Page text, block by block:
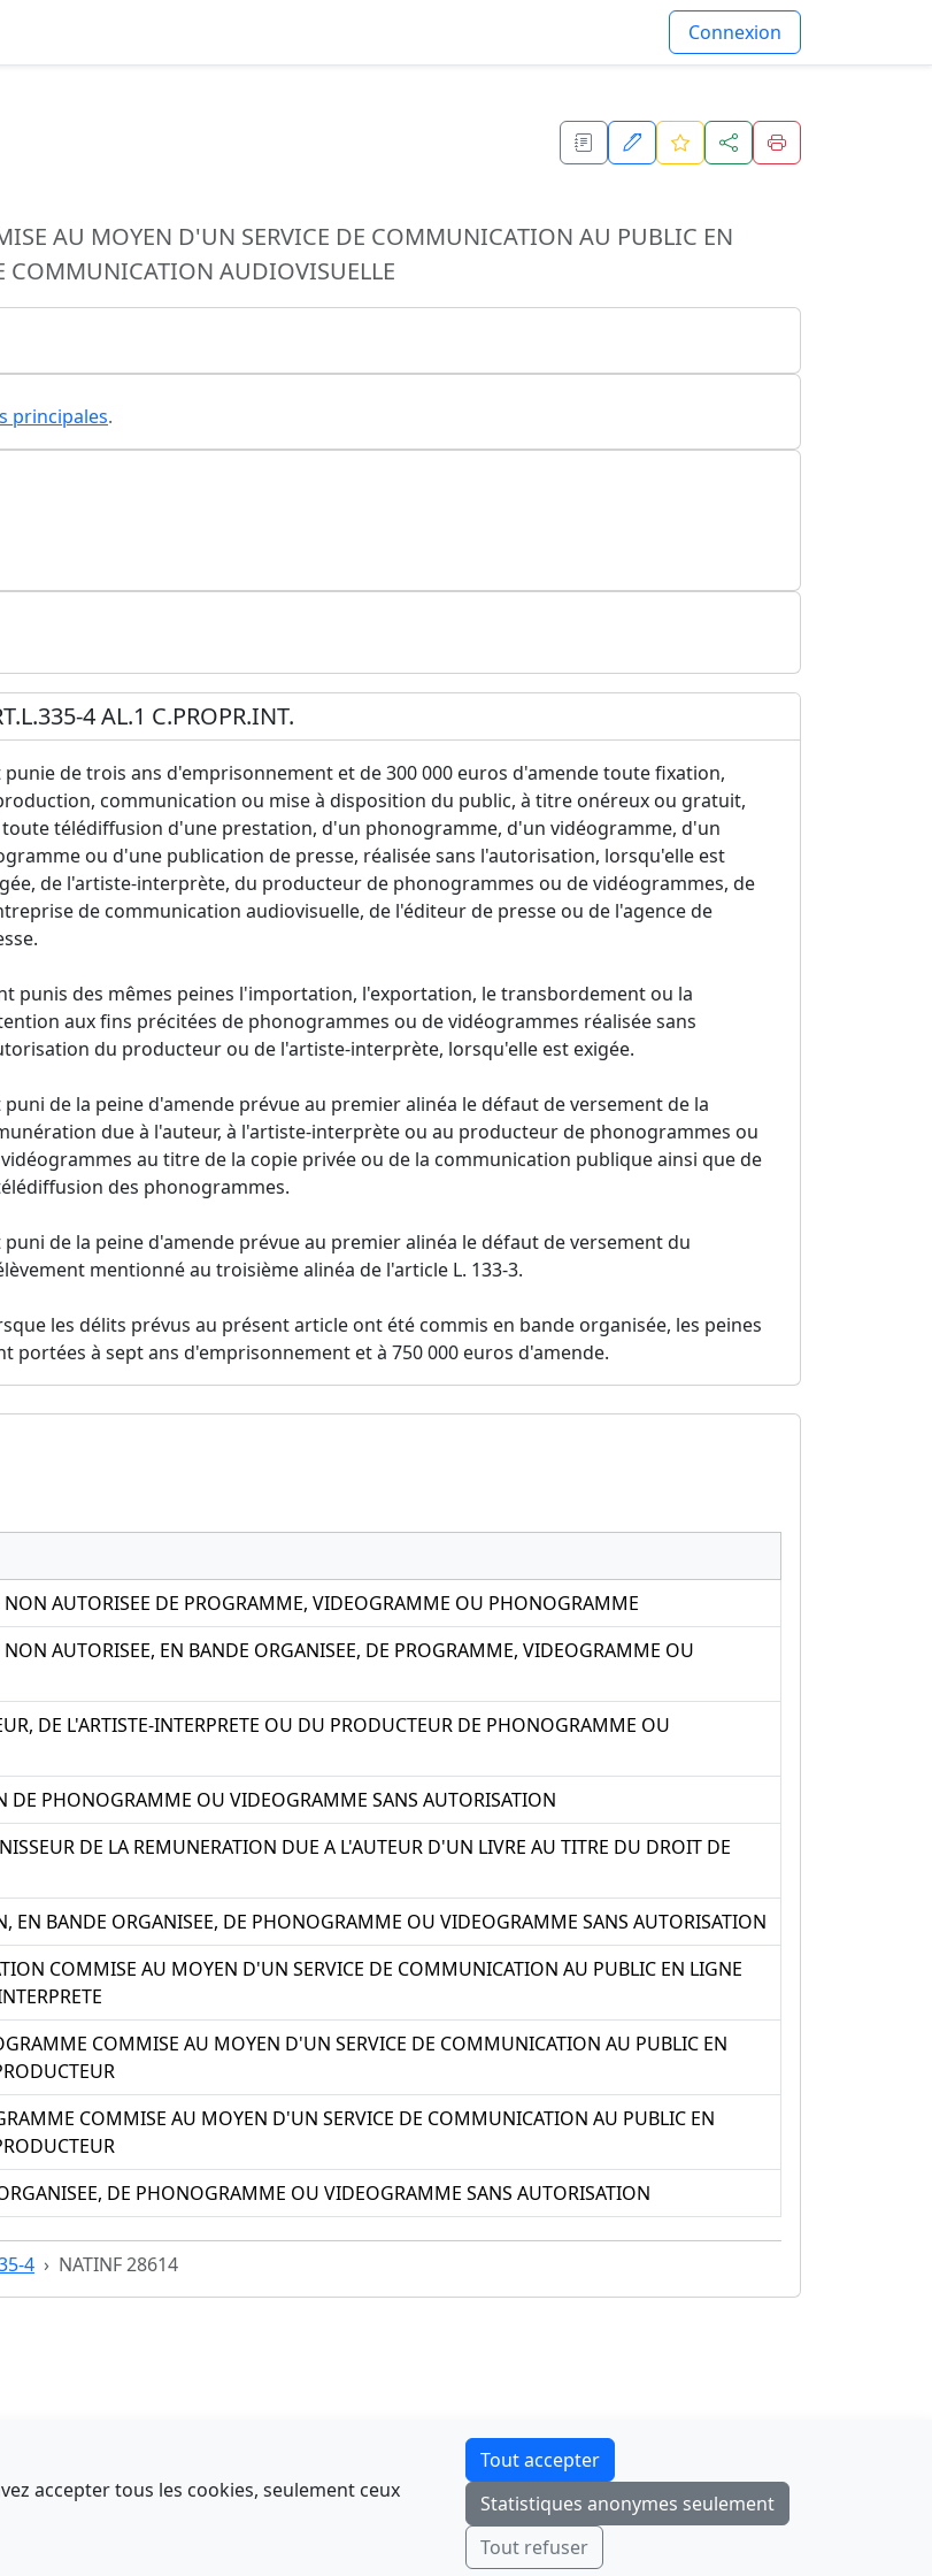
Connexion
AU MOYEN D'UN SERVICE DE COMMUNICATION AU PUBLIC EN
COMMUNICATION AUDIOVISUELLE
principales.
4 AL.1 C.PROPR.INT.
punie de trois ans d'emprisonnement et de 300 000 euros d'amende toute fixation,
communication ou mise à disposition du public, à titre onéreux ou gratuit,
télédiffusion d'une prestation, d'un phonogramme, d'un vidéogramme, d'un
ou d'une publication de presse, réalisée sans l'autorisation, lorsqu'elle est
de l'artiste-interprète, du producteur de phonogrammes ou de vidéogrammes, de
de communication audiovisuelle, de l'éditeur de presse ou de l'agence de
punis des mêmes peines l'importation, l'exportation, le transbordement ou la
aux fins précitées de phonogrammes ou de vidéogrammes réalisée sans
du producteur ou de l'artiste-interprète, lorsqu'elle est exigée.
puni de la peine d'amende prévue au premier alinéa le défaut de versement de la
due à l'auteur, à l'artiste-interprète ou au producteur de phonogrammes ou
au titre de la copie privée ou de la communication publique ainsi que de
des phonogrammes.
puni de la peine d'amende prévue au premier alinéa le défaut de versement du
mentionné au troisième alinéa de l'article L. 133-3.
les délits prévus au présent article ont été commis en bande organisée, les peines
portées à sept ans d'emprisonnement et à 750 000 euros d'amende.
AUTORISEE DE PROGRAMME, VIDEOGRAMME OU PHONOGRAMME
AUTORISEE, EN BANDE ORGANISEE, DE PROGRAMME, VIDEOGRAMME OU
DE L'ARTISTE-INTERPRETE OU DU PRODUCTEUR DE PHONOGRAMME OU
DE PHONOGRAMME OU VIDEOGRAMME SANS AUTORISATION
DE LA REMUNERATION DUE A L'AUTEUR D'UN LIVRE AU TITRE DU DROIT DE
EN BANDE ORGANISEE, DE PHONOGRAMME OU VIDEOGRAMME SANS AUTORISATION
COMMISE AU MOYEN D'UN SERVICE DE COMMUNICATION AU PUBLIC EN LIGNE
COMMISE AU MOYEN D'UN SERVICE DE COMMUNICATION AU PUBLIC EN
COMMISE AU MOYEN D'UN SERVICE DE COMMUNICATION AU PUBLIC EN
DE PHONOGRAMME OU VIDEOGRAMME SANS AUTORISATION
4 NATINF 28614
F-Droid·App Store·Google Play·Linux
Tchap
accepter tous les cookies, seulement ceux
Tout accepter
Statistiques anonymes seulement
Tout refuser